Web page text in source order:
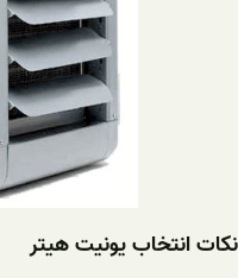
نکات انتخاب یونیت هیتر